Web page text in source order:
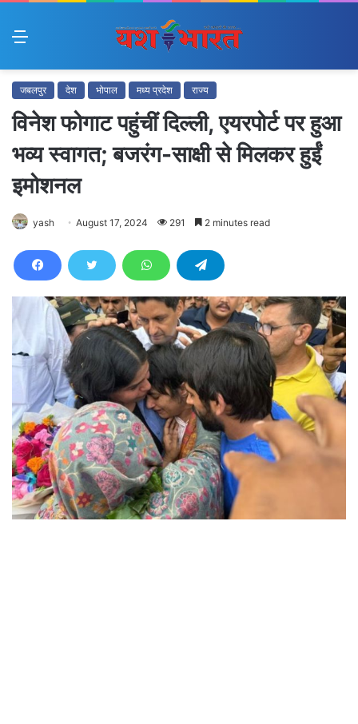
Menu
जबलपुर देश भोपाल मध्य प्रदेश राज्य
विनेश फोगाट पहुंचीं दिल्ली, एयरपोर्ट पर हुआ
भव्य स्वागत; बजरंग-साक्षी से मिलकर हुईं
इमोशनल
yash August 17, 2024 291 2 minutes read